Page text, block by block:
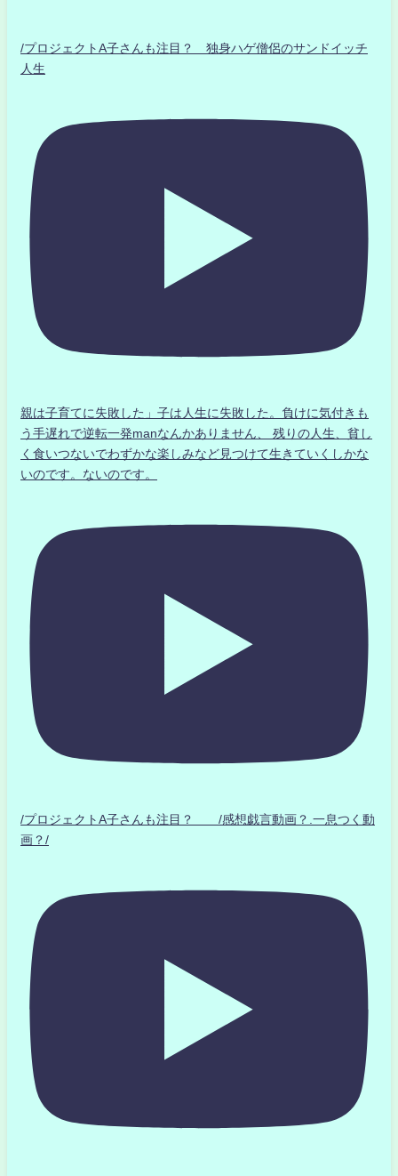
/プロジェクトA子さんも注目？ 独身ハゲ僧侶のサンドイッチ
人生
親は子育てに失敗した」子は人生に失敗した。負けに気付きも
う手遅れで逆転一発manなんかありません、 残りの人生、貧し
く食いつないでわずかな楽しみなど見つけて生きていくしかな
いのです。ないのです。
/プロジェクトA子さんも注目？ /感想戯言動画？.一息つく動
画？/